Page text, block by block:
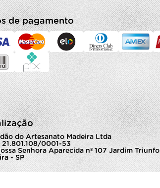
de pagamento
do Artesanato Madeira Ltda
21.801.108/0001-53
Senhora Aparecida nº 107 Jardim Triunfo
- SP